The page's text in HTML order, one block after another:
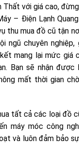
với giá cao,
– Điện Lạnh
thu mua đồ cũ tận
ngũ chuyên nghiệp,
mang lại mức giá
Bạn sẽ nhận được
mất thời gian
tất cả các loại đồ
máy móc công
và luôn đảm bảo